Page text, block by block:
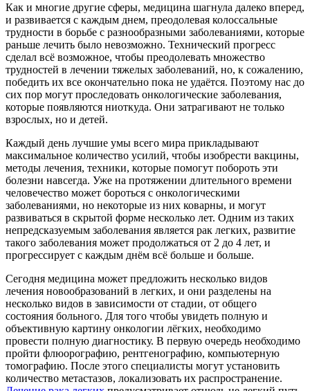
Как и многие другие сферы, медицина шагнула далеко вперед,
и развивается с каждым днем, преодолевая колоссальные
трудности в борьбе с разнообразными заболеваниями, которые
раньше лечить было невозможно. Технический прогресс
сделал всё возможное, чтобы преодолевать множество
трудностей в лечении тяжелых заболеваний, но, к сожалению,
победить их все окончательно пока не удаётся. Поэтому нас до
сих пор могут проследовать онкологические заболевания,
которые появляются ниоткуда. Они затрагивают не только
взрослых, но и детей.
Каждый день лучшие умы всего мира прикладывают
максимальное количество усилий, чтобы изобрести вакцины,
методы лечения, техники, которые помогут побороть эти
болезни навсегда. Уже на протяжении длительного времени
человечество может бороться с онкологическими
заболеваниями, но некоторые из них коварны, и могут
развиваться в скрытой форме несколько лет. Одним из таких
непредсказуемым заболевания является рак легких, развитие
такого заболевания может продолжаться от 2 до 4 лет, и
прогрессирует с каждым днём всё больше и больше.
Сегодня медицина может предложить несколько видов
лечения новообразований в легких, и они разделены на
несколько видов в зависимости от стадии, от общего
состояния больного. Для того чтобы увидеть полную и
объективную картину онкологии лёгких, необходимо
провести полную диагностику. В первую очередь необходимо
пройти флюорографию, рентгенографию, компьютерную
томографию. После этого специалисты могут установить
количество метастазов, локализовать их распространение.